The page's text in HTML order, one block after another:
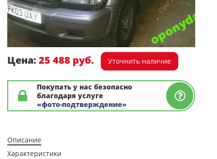
Цена: 25 488 руб. Уточнить наличие
Покупать у нас безопасно
благодаря услуге
«фото-подтверждение»
Описание
Характеристики